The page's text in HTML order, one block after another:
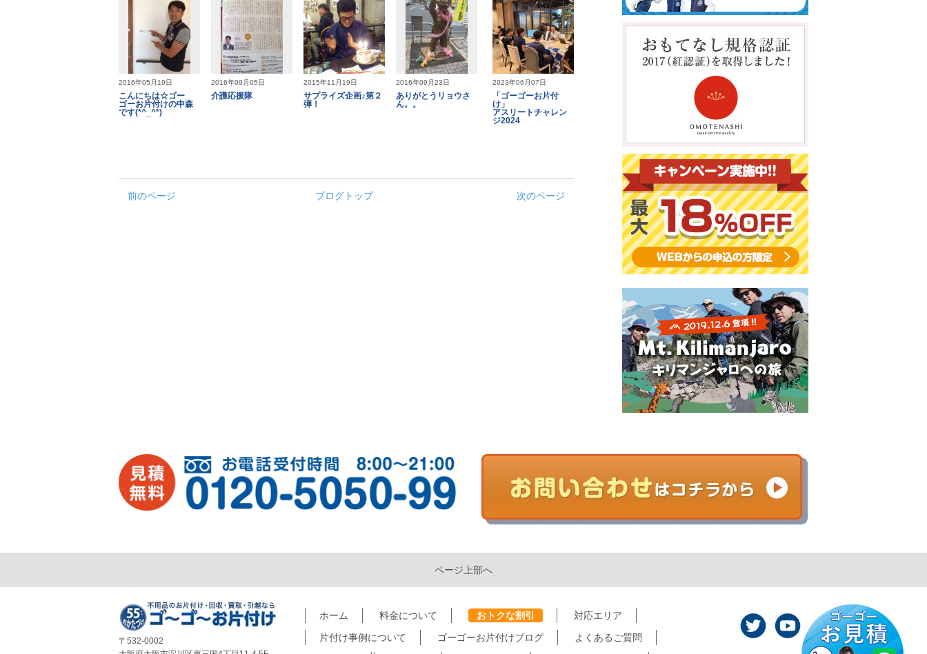
2016年05月19日
こんにちは☆ゴー
ゴーお片付けの中森
です(*^_^*)
2016年09月05日
介護応援隊
2015年11月19日
サプライズ企画♪第２
弾！
2016年09月23日
ありがとうリョウさ
ん。。
2023年06月07日
「ゴーゴーお片付
け」
アスリートチャレン
ジ2024
前のページ ブログトップ 次のページ
ページ上部へ
〒532-0002
ホーム 料金について おトクな割引
対応エリア
片付け事例について
ゴーゴーお片付けブログ よくあるご質問